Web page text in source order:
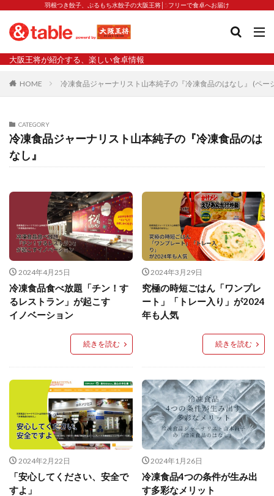
羽根つき餃子、ぷるもち水餃子の大阪王将│5フリーで食卓へお届け
大阪王将が紹介する、楽しい食卓情報
HOME 冷凍食品ジャーナリスト山本純子の『冷凍食品のはなし』 (ペー
CATEGORY
冷凍食品ジャーナリスト山本純子の『冷凍食品のは
なし』
2024年4月25日
冷凍食品食べ放題「チン！す
るレストラン」が起こす
イノベーション
続きを読む
2024年3月29日
究極の時短ごはん「ワンプレ
ート」「トレー入り」が2024
年も人気
続きを読む
2024年2月22日
「安心してください、安全で
すよ」
2024年1月26日
冷凍食品4つの条件が生み出
す多彩なメリット
タグ
2023新商品 炒飯の素 業務スーパー
水餃子
減塩
渡韓 渡韓ごっこ 炒飯
焼きそば
焼売と飲みたい
焼酎 猛暑 栄養
春雨
宇都宮
宮崎辛麺 宮崎餃子
小籠包と飲みたい
昇華
居酒屋 弁当
揚げ餃子
新商品
旨辛 生産者 硬くなる
外食事業
食の安全
鉄ラー油
鍋スープ
開発秘話
関西万博 食と栄養 餃子
辛
餃子と食べたい
餃子と飲みたい
麺
麻婆豆腐
麻辣湯 通販 質問
節約
肉汁爆弾餃子
羽根つき スタミナ肉餃子
羽根つきタン塩餃子
羽根つき餃子
肉ニラ水餃子
肉まん・豚まん
肉餃子
膨らむ
謹製 羽根つき なにわのお好み餃子
豆苗
大阪王将
5フリー
お酒
おうちde街中華コミュニティ
おうちごはん
おでん
お取り寄せ
お好み焼き お弁当
キッチンSCM
うどん
キャンペーン
クリスピーひとくち餃子
クリスマス
スープ